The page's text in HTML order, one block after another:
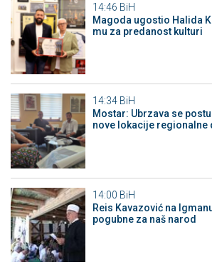
14:46 BiH
Magoda ugostio Halida
mu za predanost kulturi
14:34 BiH
Mostar: Ubrzava se
nove lokacije regionalne
14:00 BiH
Reis Kavazović na
pogubne za naš narod